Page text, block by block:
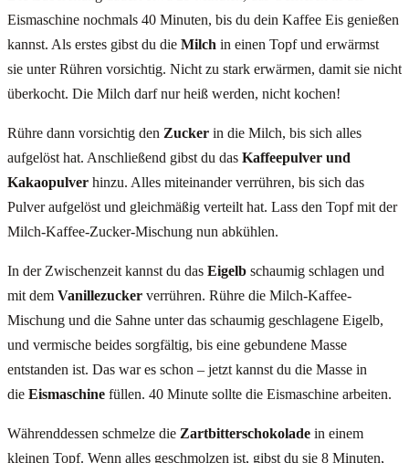
Eismaschine nochmals 40 Minuten, bis du dein Kaffee Eis genießen
kannst. Als erstes gibst du die Milch in einen Topf und erwärmst
sie unter Rühren vorsichtig. Nicht zu stark erwärmen, damit sie nicht
überkocht. Die Milch darf nur heiß werden, nicht kochen!
Rühre dann vorsichtig den Zucker in die Milch, bis sich alles
aufgelöst hat. Anschließend gibst du das Kaffeepulver und
Kakaopulver hinzu. Alles miteinander verrühren, bis sich das
Pulver aufgelöst und gleichmäßig verteilt hat. Lass den Topf mit der
Milch-Kaffee-Zucker-Mischung nun abkühlen.
In der Zwischenzeit kannst du das Eigelb schaumig schlagen und
mit dem Vanillezucker verrühren. Rühre die Milch-Kaffee-
Mischung und die Sahne unter das schaumig geschlagene Eigelb,
und vermische beides sorgfältig, bis eine gebundene Masse
entstanden ist. Das war es schon – jetzt kannst du die Masse in
die Eismaschine füllen. 40 Minute sollte die Eismaschine arbeiten.
Währenddessen schmelze die Zartbitterschokolade in einem
kleinen Topf. Wenn alles geschmolzen ist, gibst du sie 8 Minuten,